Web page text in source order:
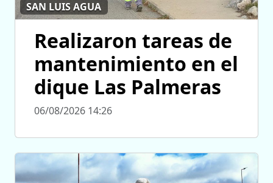
SAN LUIS AGUA
Realizaron tareas de
mantenimiento en el
dique Las Palmeras
06/08/2026 14:26